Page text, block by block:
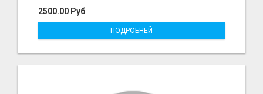
2500.00 Руб
ПОДРОБНЕЙ